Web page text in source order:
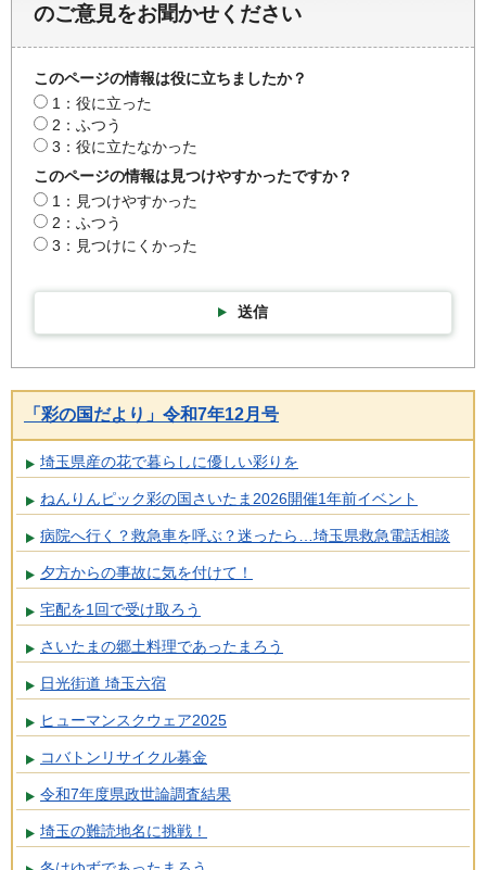
のご意見をお聞かせください
このページの情報は役に立ちましたか？
1：役に立った
2：ふつう
3：役に立たなかった
このページの情報は見つけやすかったですか？
1：見つけやすかった
2：ふつう
3：見つけにくかった
送信
「彩の国だより」令和7年12月号
埼玉県産の花で暮らしに優しい彩りを
ねんりんピック彩の国さいたま2026開催1年前イベント
病院へ行く？救急車を呼ぶ？迷ったら…埼玉県救急電話相談
夕方からの事故に気を付けて！
宅配を1回で受け取ろう
さいたまの郷土料理であったまろう
日光街道 埼玉六宿
ヒューマンスクウェア2025
コバトンリサイクル募金
令和7年度県政世論調査結果
埼玉の難読地名に挑戦！